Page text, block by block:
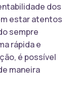
dos
estar atentos
sempre
rápida e
é possível
maneira